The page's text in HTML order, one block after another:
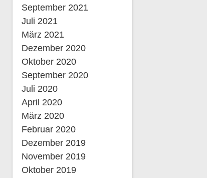
September 2021
Juli 2021
März 2021
Dezember 2020
Oktober 2020
September 2020
Juli 2020
April 2020
März 2020
Februar 2020
Dezember 2019
November 2019
Oktober 2019